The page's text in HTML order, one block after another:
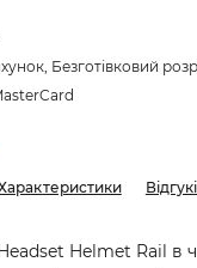
Безготівковий
Helmet Rail в